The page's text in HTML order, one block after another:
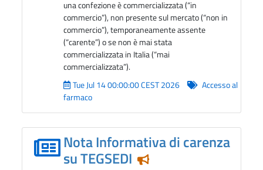
una confezione è commercializzata (“in
commercio”), non presente sul mercato (“non in
commercio”), temporaneamente assente
(“carente”) o se non è mai stata
commercializzata in Italia (“mai
commercializzata”).
Tue Jul 14 00:00:00 CEST 2026
Accesso al
farmaco
Nota Informativa di carenza
su TEGSEDI Notizia in evidenza